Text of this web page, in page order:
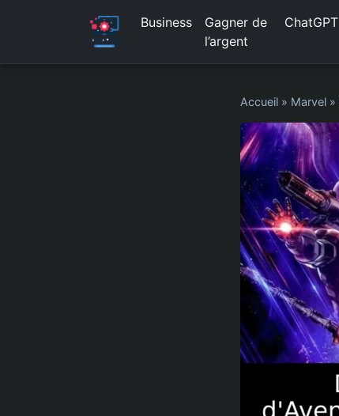
Business
Gagner de
l’argent
ChatGPT
Accueil » Marvel »